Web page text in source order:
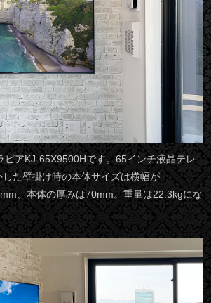
ビアKJ-65X9500Hです。65インチ液晶テレ
た壁掛け時の本体サイズは横幅が
、本体の厚みは70mm。重量は22.3kgにな